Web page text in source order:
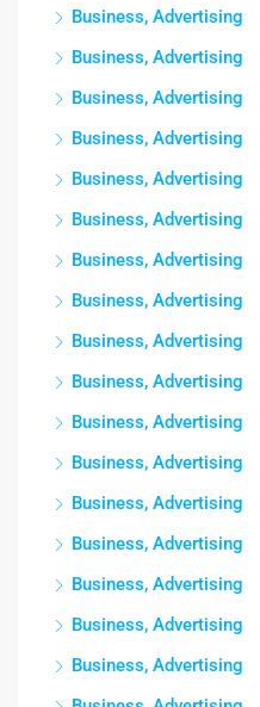
Business, Advertising
Business, Advertising
Business, Advertising
Business, Advertising
Business, Advertising
Business, Advertising
Business, Advertising
Business, Advertising
Business, Advertising
Business, Advertising
Business, Advertising
Business, Advertising
Business, Advertising
Business, Advertising
Business, Advertising
Business, Advertising
Business, Advertising